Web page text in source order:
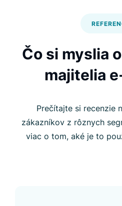
Čo si myslia
majitelia
Prečítajte si recenzie
zákazníkov z rôznych
viac o tom, aké je to